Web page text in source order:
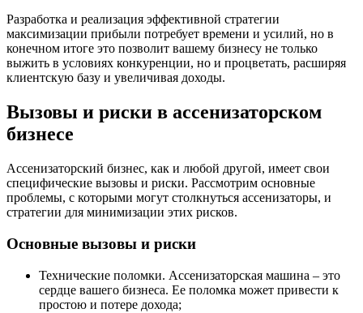
Разработка и реализация эффективной стратегии
максимизации прибыли потребует времени и усилий, но в
конечном итоге это позволит вашему бизнесу не только
выжить в условиях конкуренции, но и процветать, расширяя
клиентскую базу и увеличивая доходы.
Вызовы и риски в ассенизаторском
бизнесе
Ассенизаторский бизнес, как и любой другой, имеет свои
специфические вызовы и риски. Рассмотрим основные
проблемы, с которыми могут столкнуться ассенизаторы, и
стратегии для минимизации этих рисков.
Основные вызовы и риски
Технические поломки. Ассенизаторская машина – это
сердце вашего бизнеса. Ее поломка может привести к
простою и потере дохода;